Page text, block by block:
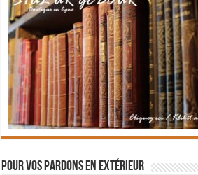
Pour vos pardons en extérieur